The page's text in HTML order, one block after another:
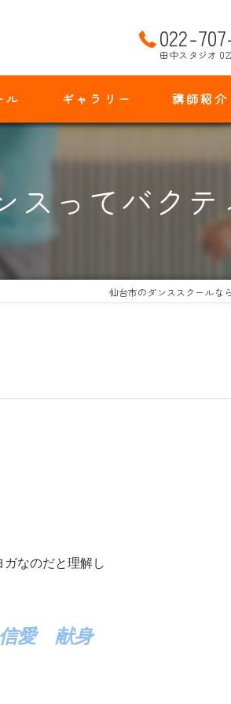
022-
田中スタジオ
ル ギャラリー 講師紹介
スってバクテ
仙台市のダンススクールな
ガなのだと理解し
信愛 献身